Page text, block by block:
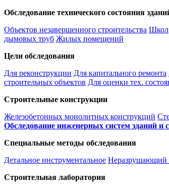
Обследование технического состояния
Объектов незавершенного строительства Школ
дымовых труб Жилых помещений
Цели обследования
Для реконструкции Для капитального ремонта
строительных объектов Для оценки тех.
Строительные конструкции
Железобетонных монолитных конструкций
Обследование инженерных систем зданий и
Специальные методы обследования
Детальное инструментальное Неразрушающий
Строительная лаборатория